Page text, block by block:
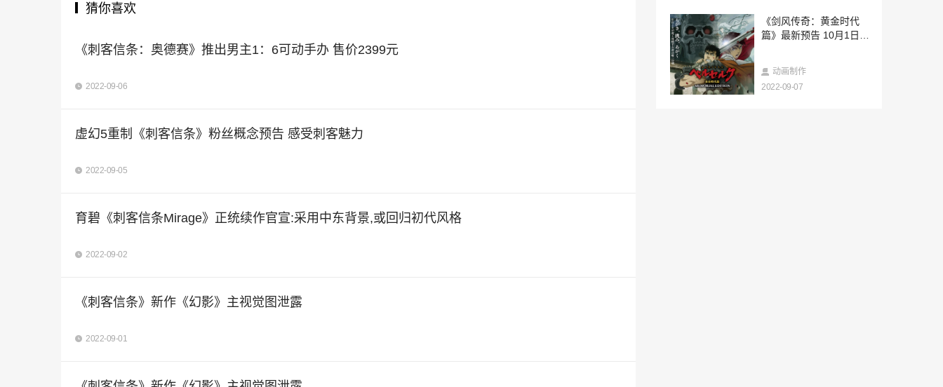
猜你喜欢
《刺客信条：奥德赛》推出男主1：6可动手办 售价2399元
2022-09-06
虚幻5重制《刺客信条》粉丝概念预告 感受刺客魅力
2022-09-05
育碧《刺客信条Mirage》正统续作官宣:采用中东背景,或回归初代风格
2022-09-02
《刺客信条》新作《幻影》主视觉图泄露
2022-09-01
2022-09-07
Key社新作《终结的斯特拉》完成开发 9月
30日发售
2022-09-07
《孤独的美食家》第十季海报公开 10月7
日正式开播
《剑风传奇：黄金时代
篇》最新预告 10月1日正
动画制作
2022-09-07